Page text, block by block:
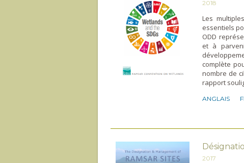
2018
Les
essentiels
ODD
et à
complète
nombre de
rapport
ANGLAIS
2017